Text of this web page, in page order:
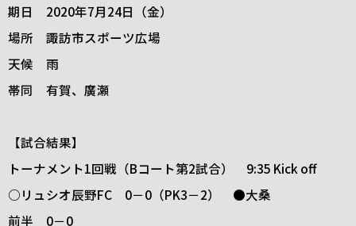
期日 2020年7月24日（金）
場所 諏訪市スポーツ広場
天候 雨
帯同 有賀、廣瀬
【試合結果】
トーナメント1回戦（Bコート第2試合） 9:35 Kick off
○リュシオ辰野FC 0－0（PK3－2） ●大桑
前半 0－0